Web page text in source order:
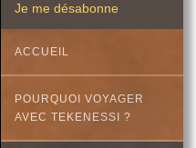
Je me désabonne
ACCUEIL
POURQUOI VOYAGER
AVEC TEKENESSI ?